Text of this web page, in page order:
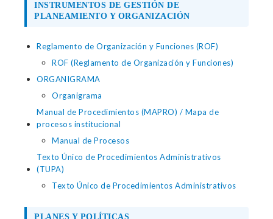
INSTRUMENTOS DE GESTIÓN DE
PLANEAMIENTO Y ORGANIZACIÓN
Reglamento de Organización y Funciones (ROF)
ROF (Reglamento de Organización y Funciones)
ORGANIGRAMA
Organigrama
Manual de Procedimientos (MAPRO) / Mapa de
procesos institucional
Manual de Procesos
Texto Único de Procedimientos Administrativos
(TUPA)
Texto Único de Procedimientos Administrativos
PLANES Y POLÍTICAS